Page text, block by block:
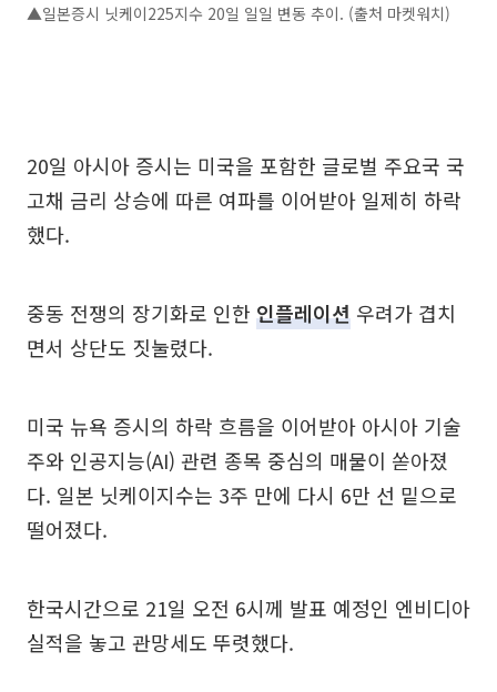
▲일본증시 닛케이225지수 20일 일일 변동 추이. (출처 마켓워치)
20일 아시아 증시는 미국을 포함한 글로벌 주요국 국
고채 금리 상승에 따른 여파를 이어받아 일제히 하락
했다.
중동 전쟁의 장기화로 인한 인플레이션 우려가 겹치
면서 상단도 짓눌렸다.
미국 뉴욕 증시의 하락 흐름을 이어받아 아시아 기술
주와 인공지능(AI) 관련 종목 중심의 매물이 쏟아졌
다. 일본 닛케이지수는 3주 만에 다시 6만 선 밑으로
떨어졌다.
한국시간으로 21일 오전 6시께 발표 예정인 엔비디아
실적을 놓고 관망세도 뚜렷했다.